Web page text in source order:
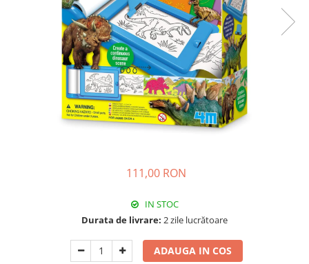
111,00 RON
IN STOC
Durata de livrare: 2 zile lucrătoare
ADAUGA IN COS